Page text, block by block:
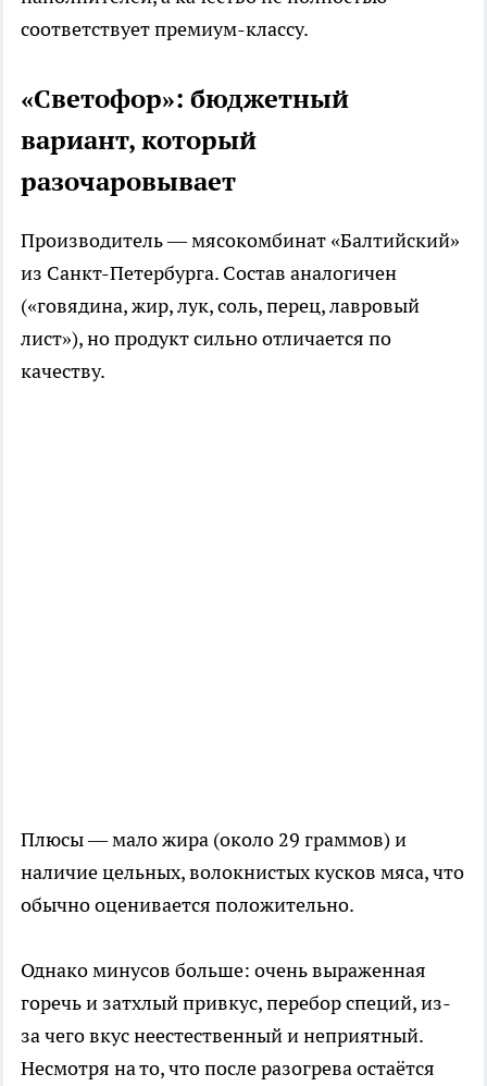
соответствует премиум-классу.
«Светофор»: бюджетный
вариант, который
разочаровывает
Производитель — мясокомбинат «Балтийский»
из Санкт-Петербурга. Состав аналогичен
(«говядина, жир, лук, соль, перец, лавровый
лист»), но продукт сильно отличается по
качеству.
Плюсы — мало жира (около 29 граммов) и
наличие цельных, волокнистых кусков мяса, что
обычно оценивается положительно.
Однако минусов больше: очень выраженная
горечь и затхлый привкус, перебор специй, из-
за чего вкус неестественный и неприятный.
Несмотря на то, что после разогрева остаётся